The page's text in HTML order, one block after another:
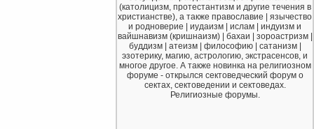
(католицизм, протестантизм и другие течения в
христианстве), а также православие | язычество
и родноверие | иудаизм | ислам | индуизм и
вайшнавизм (кришнаизм) | бахаи | зороастризм |
буддизм | атеизм | философию | сатанизм |
эзотерику, магию, астрологию, экстрасенсов, и
многое другое. А также новинка на религиозном
форуме - открылся сектоведческий форум о
сектах, сектоведении и сектоведах.
Религиозные форумы.